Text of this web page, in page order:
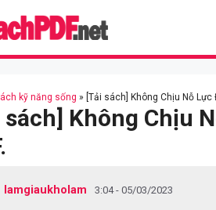
kỹ năng sống » [Tải sách] Không Chịu Nỗ
sách] Không Chịu
lamgiaukholam 3:04 - 05/03/2023